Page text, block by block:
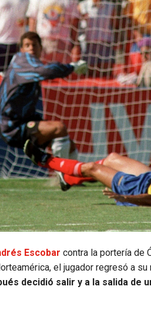
Escobar contra la portería de
el jugador regresó a
decidió salir y a la salida de